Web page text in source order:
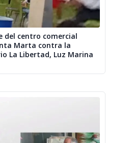
del centro comercial
Marta contra la
La Libertad, Luz Marina